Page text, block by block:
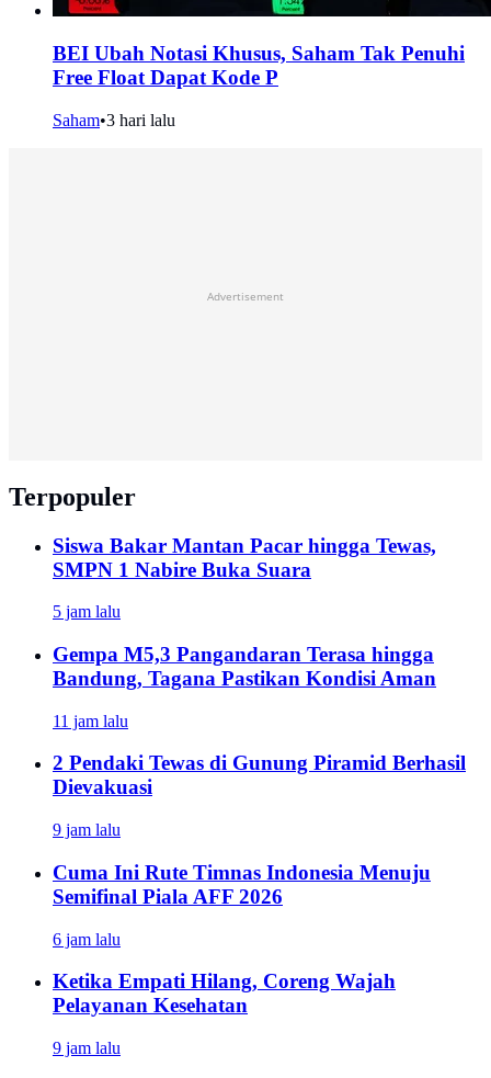
BEI Ubah Notasi Khusus, Saham Tak Penuhi
Free Float Dapat Kode P
Saham•3 hari lalu
Advertisement
Terpopuler
Siswa Bakar Mantan Pacar hingga Tewas,
SMPN 1 Nabire Buka Suara
5 jam lalu
Gempa M5,3 Pangandaran Terasa hingga
Bandung, Tagana Pastikan Kondisi Aman
11 jam lalu
2 Pendaki Tewas di Gunung Piramid Berhasil
Dievakuasi
9 jam lalu
Cuma Ini Rute Timnas Indonesia Menuju
Semifinal Piala AFF 2026
6 jam lalu
Ketika Empati Hilang, Coreng Wajah
Pelayanan Kesehatan
9 jam lalu